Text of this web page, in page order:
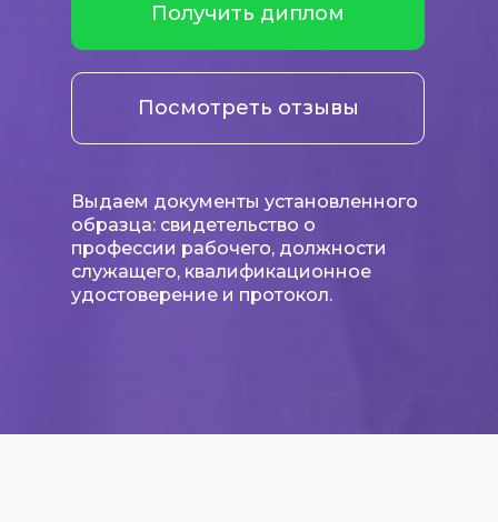
Получить диплом
Посмотреть отзывы
Выдаем документы установленного
образца: свидетельство о
профессии рабочего, должности
служащего, квалификационное
удостоверение и протокол.